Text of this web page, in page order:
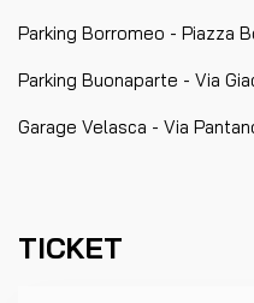
Parking Borromeo - Piazza
Parking Buonaparte - Via
Garage Velasca - Via
TICKET